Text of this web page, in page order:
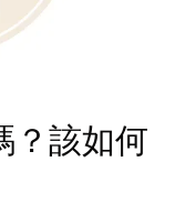
？該如何